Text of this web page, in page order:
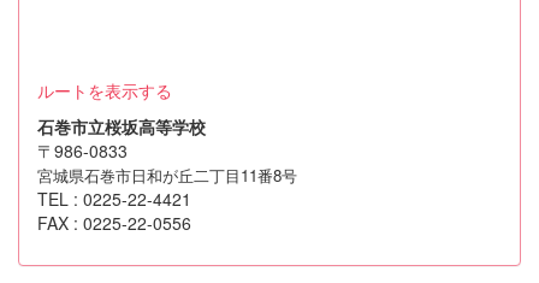
ルートを表示する
石巻市立桜坂高等学校
〒986-0833
宮城県石巻市日和が丘二丁目11番8号
TEL : 0225-22-4421
FAX : 0225-22-0556